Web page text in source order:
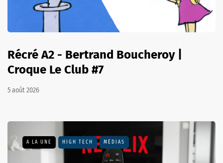
Récré A2 - Bertrand Boucheroy |
Croque Le Club #7
5 août 2026
A LA UNE HIGH TECH MÉDIAS